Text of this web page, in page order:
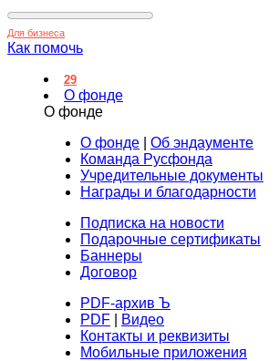
Для бизнеса
Как помочь
29
О фонде
О фонде
О фонде
Об эндаументе
Команда Русфонда
Учредительные документы
Награды и благодарности
Подписка на новости
Подарочные сертификаты
Баннеры
Договор
PDF-архив Ъ
PDF
Видео
Контакты и реквизиты
Мобильные приложения